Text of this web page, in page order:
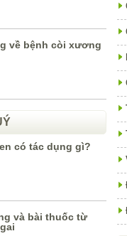
về bệnh còi xương
có tác dụng gì?
và bài thuốc từ